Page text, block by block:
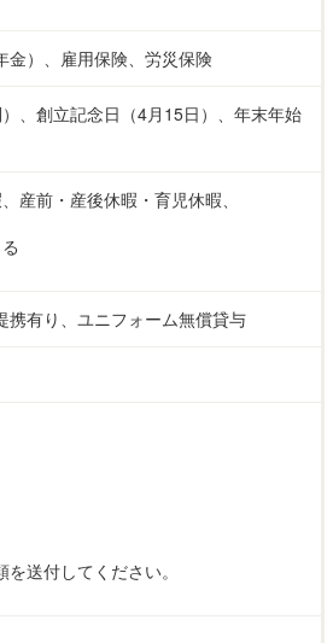
金）、雇用保険、労災保険
、創立記念日（4月15日）、年末年始
産前・産後休暇・育児休暇、
携有り、ユニフォーム無償貸与
送付してください。